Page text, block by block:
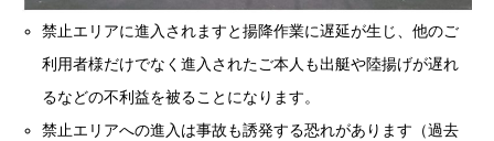
禁止エリアに進入されますと揚降作業に遅延が生じ、他のご
利用者様だけでなく進入されたご本人も出艇や陸揚げが遅れ
るなどの不利益を被ることになります。
禁止エリアへの進入は事故も誘発する恐れがあります（過去